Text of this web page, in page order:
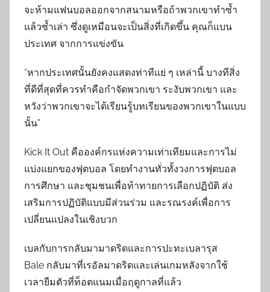
จะห้ามแฟนบอลออกจากสนามหรือถ้าพวกเขาทำซ้ำ
แล้วซ้ำเล่า ซึ่งดูเหมือนจะเป็นสิ่งที่เกิดขึ้น คุณก็แบน
ประเทศ จากการแข่งขัน
“หากประเทศนั้นยังคงแสดงท่าทีแย่ ๆ เหล่านี้ บางทีสิ่ง
ที่ดีที่สุดที่ควรทำคือกำจัดพวกเขา ระงับพวกเขา และ
หวังว่าพวกเขาจะได้เรียนรู้บทเรียนของพวกเขาในแบบ
นั้น”
Kick It Out คือองค์กรแห่งความเท่าเทียมและการไม่
แบ่งแยกของฟุตบอล โดยทำงานทั่วทั้งวงการฟุตบอล
การศึกษา และชุมชนเพื่อท้าทายการเลือกปฏิบัติ ส่ง
เสริมการปฏิบัติแบบมีส่วนร่วม และรณรงค์เพื่อการ
เปลี่ยนแปลงในเชิงบวก
เบลกับการกลับมามาดริดและการปะทะเบลารุส
Bale กลับมาที่เรอัลมาดริดและเล่นเกมหลังจากใช้
เวลายืมตัวที่ท็อตแนมเมื่อฤดูกาลที่แล้ว